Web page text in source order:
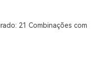
21 Combinações com